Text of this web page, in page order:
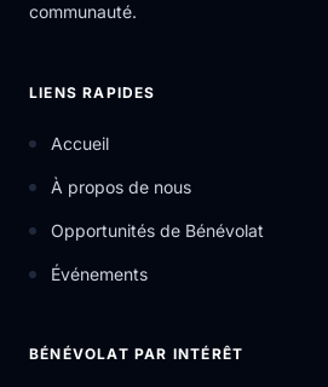
communauté.
LIENS RAPIDES
Accueil
À propos de nous
Opportunités de Bénévolat
Événements
BÉNÉVOLAT PAR INTÉRÊT